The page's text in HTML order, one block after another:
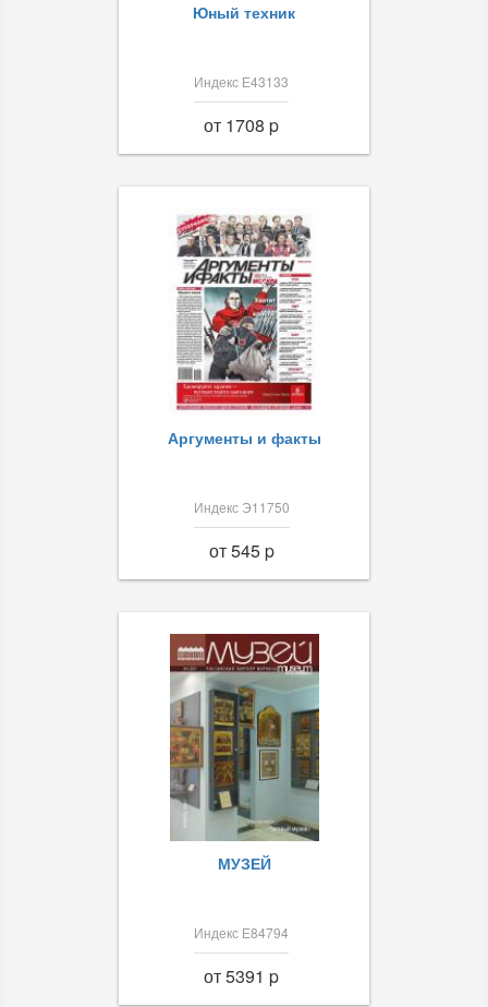
Юный техник
Индекс Е43133
от 1708 p
Аргументы и факты
Индекс Э11750
от 545 p
МУЗЕЙ
Индекс Е84794
от 5391 p